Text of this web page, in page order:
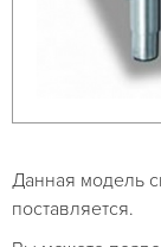
Данная модель
поставляется.